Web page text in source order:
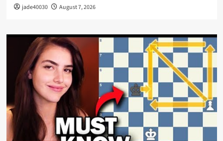
jade40030 August 7, 2026